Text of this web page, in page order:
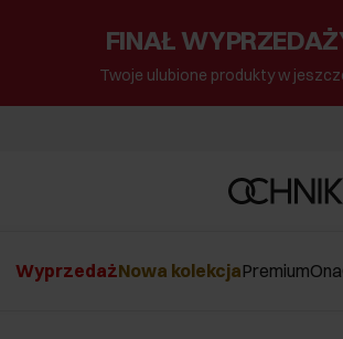
FINAŁ
Twoje ulubione produkty w
WyprzedażNowa kolekcjaPremiumOna